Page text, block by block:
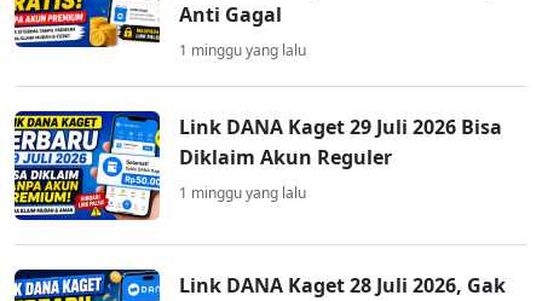
Anti Gagal
1 minggu yang lalu
Link DANA Kaget 29 Juli 2026 Bisa
Diklaim Akun Reguler
1 minggu yang lalu
Link DANA Kaget 28 Juli 2026, Gak